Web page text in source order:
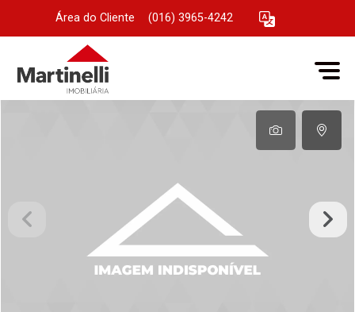
Área do Cliente (016) 3965-4242